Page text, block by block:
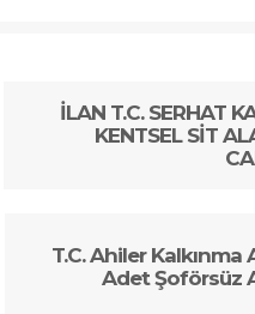
İLAN T.C. SERHAT
KENTSEL SİT
T.C. Ahiler Kalkınma
Adet Şoförsüz